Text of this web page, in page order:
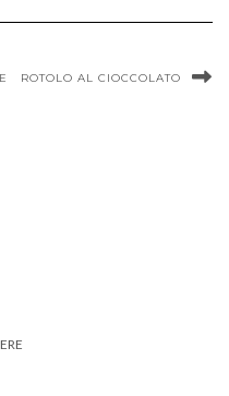
ROTOLO AL CIOCCOLATO